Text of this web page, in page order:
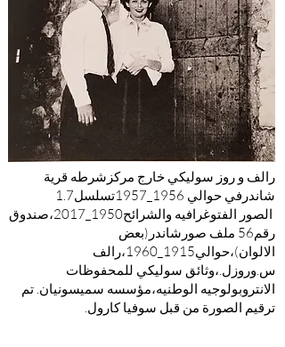
رالف و روز سوليكي خارج مركزشرطه قرية
شاندرفي حوالي 1956_1957تسلسل1.7
الصور الفتوغرافيه والشرائح1950_2017،صندوق
رقم56 ملف صورشاندر(بعض
الالوان)،حوالي1915_1960،رالف
س.وروزل.،وثائق سوليكي للمحفوظات
الانتروبولوجيه الوطنيه،مؤسسه سميسونيان. تم
ترقيم الصورة من قبل سوفيا كارول.